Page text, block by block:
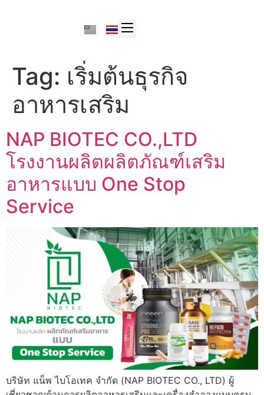
Tag: เริ่มต้นธุรกิจ
อาหารเสริม
NAP BIOTEC CO.,LTD
โรงงานผลิตผลิตภัณฑ์เสริม
อาหารแบบ One Stop
Service
บริษัท แน็พ ไบโอเทค จำกัด (NAP BIOTEC CO., LTD) ผู้